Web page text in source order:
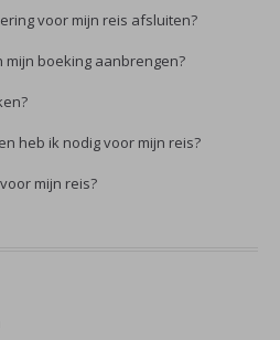
voor mijn reis afsluiten?
mijn boeking aanbrengen?
heb ik nodig voor mijn reis?
mijn reis?